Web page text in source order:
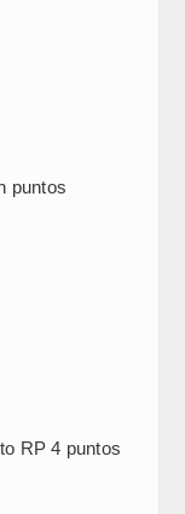
puntos
RP 4 puntos